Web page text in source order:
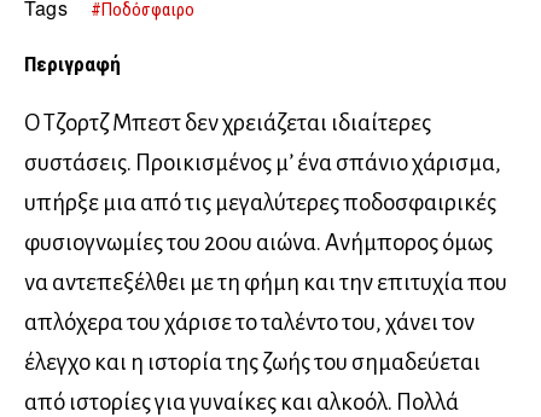
Tags #Ποδόσφαιρο
Περιγραφή
Ο Τζορτζ Μπεστ δεν χρειάζεται ιδιαίτερες
συστάσεις. Προικισμένος μ’ ένα σπάνιο χάρισμα,
υπήρξε μια από τις μεγαλύτερες ποδοσφαιρικές
φυσιογνωμίες του 20ου αιώνα. Ανήμπορος όμως
να αντεπεξέλθει με τη φήμη και την επιτυχία που
απλόχερα του χάρισε το ταλέντο του, χάνει τον
έλεγχο και η ιστορία της ζωής του σημαδεύεται
από ιστορίες για γυναίκες και αλκοόλ. Πολλά